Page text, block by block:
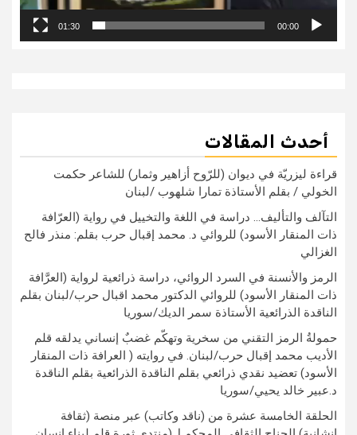
00:00
01:30
أحدث المقالات
قراءة ليزريّة في ديوان (للرّوح أزاهير وثمار) للشاعر حكمت
الخولي / بقلم الأستاذة تمارا شلهوب /لبنان
التآلف والتأليف… دراسة في اللغة والتخييل في رواية (العرّافة
ذات المنقار الأسود) للروائي د. محمد إقبال حرب بقلم: منذر فالح
الغزالي
الرمز والأنسنة في السرد الروائي، دراسة ذرائعية لرواية (العرَّافة
ذات المنقار الأسود) للروائي الدكتور محمد اقبال حرب/لبنان بقلم
الناقدة الذرائعية الأستاذة سمر الديك/سوريا
حمولةُ الرمز التقني من سخرية وتهكّم غضبٌ إنساني يدلقه قلم
الأديب محمد إقبال حرب/لبنان. في روايته ( العرافة ذات المنقار
الأسود) تعضيد نقدي ذرائعي بقلم الناقدة الذرائعية بقلم الناقدة
د.عبير خالد يحيي/سوريا
الحلقة الخامسة عشرة من (ناقد وكاتب) عبر منصة (ثقافة